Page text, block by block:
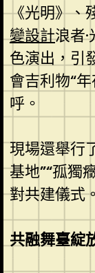
《光明》、
變設計浪者
色演出，引
會吉利物“
呼。
現場還舉行
基地”“孤獨
對共建儀式
共融舞臺綻